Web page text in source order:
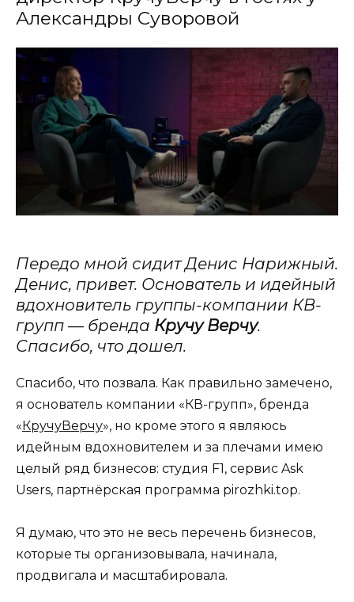
Александры Суворовой
Передо мной сидит Денис Нарижный.
Денис, привет. Основатель и идейный
вдохновитель группы-компании КВ-
групп — бренда Кручу Верчу.
Спасибо, что дошел.
Спасибо, что позвала. Как правильно замечено,
я основатель компании «КВ-групп», бренда
«КручуВерчу», но кроме этого я являюсь
идейным вдохновителем и за плечами имею
целый ряд бизнесов: студия F1, сервис Ask
Users, партнёрская программа pirozhki.top.
Я думаю, что это не весь перечень бизнесов,
которые ты организовывала, начинала,
продвигала и масштабировала.